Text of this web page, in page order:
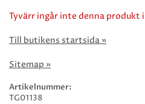
Tyvärr ingår inte denna
Till butikens startsida »
Sitemap »
Artikelnummer:
TG01138